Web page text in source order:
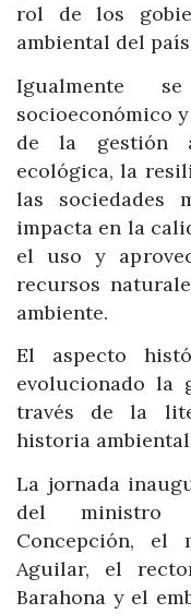
rol de los
ambiental del
Igualmente
socioeconómico
de la gestión
ecológica, la
las sociedades
impacta en la
el uso y
recursos
ambiente.
El aspecto
evolucionado la
través de la
historia
La jornada
del ministro
Concepción, el
Aguilar, el
Barahona y el